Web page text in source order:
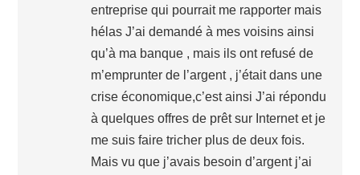
entreprise qui pourrait me rapporter mais
hélas J’ai demandé à mes voisins ainsi
qu’à ma banque , mais ils ont refusé de
m’emprunter de l’argent , j’était dans une
crise économique,c’est ainsi J’ai répondu
à quelques offres de prêt sur Internet et je
me suis faire tricher plus de deux fois.
Mais vu que j’avais besoin d’argent j’ai